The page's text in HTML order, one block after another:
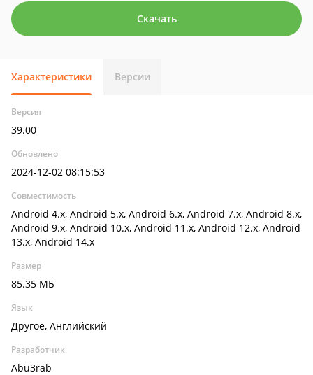
Скачать
Характеристики Версии
Версия
39.00
Обновлено
2024-12-02 08:15:53
Совместимость
Android 4.x, Android 5.x, Android 6.x, Android 7.x, Android 8.x,
Android 9.x, Android 10.x, Android 11.x, Android 12.x, Android
13.x, Android 14.x
Размер
85.35 МБ
Язык
Другое, Английский
Разработчик
Abu3rab